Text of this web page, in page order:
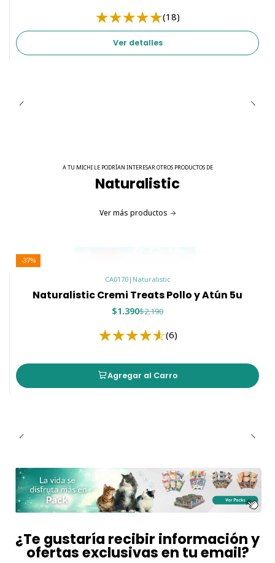
(18)
Ver detalles
A TU MICHI LE PODRÍAN INTERESAR OTROS PRODUCTOS DE
Naturalistic
Ver más productos
-37%
CA0170| Naturalistic
Naturalistic Cremi Treats Pollo y Atún 5u
$1.390$2.190
(6)
Agregar al Carro
¿Te gustaría recibir información y
ofertas exclusivas en tu email?